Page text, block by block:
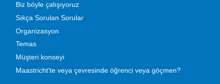
Biz böyle çalışıyoruz
Sıkça Sorulan Sorular
Organizasyon
Temas
Müşteri konseyi
Maastricht'te veya çevresinde öğrenci veya göçmen?